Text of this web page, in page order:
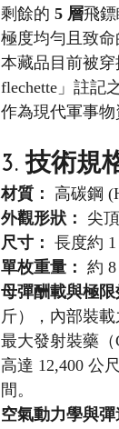
剩餘的 5 層飛
極度均勻且致命
本藏品目前被穿
flechette」註記
作為現代軍事物
3. 技術規
材質：
高碳鋼
外觀形狀：
尖
尺寸： 長度約
單枚重量： 約 8
母彈酬載與極限
斤），內部裝
最大發射裝藥（
高達 12,400 公
間。
空氣動力學與彈